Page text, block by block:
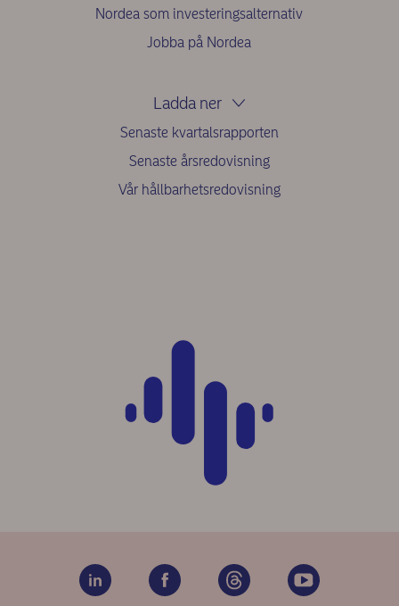
Nordea som investeringsalternativ
Jobba på Nordea
Ladda ner
Senaste kvartalsrapporten
Senaste årsredovisning
Vår hållbarhetsredovisning